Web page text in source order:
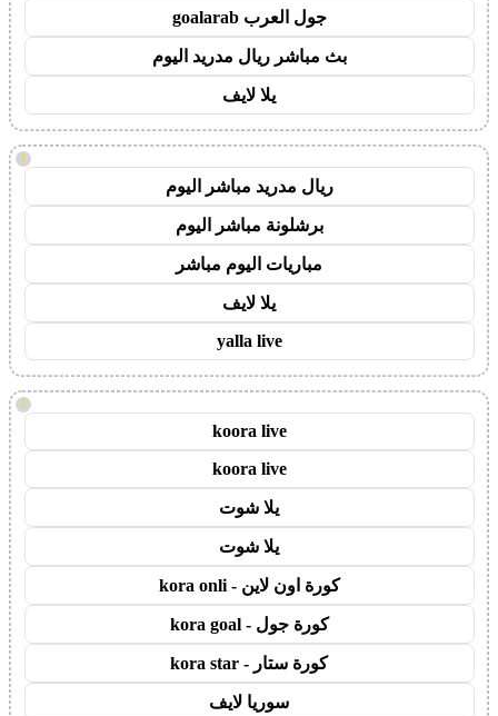
جول العرب goalarab
بث مباشر ريال مدريد اليوم
يلا لايف
!
ريال مدريد مباشر اليوم
برشلونة مباشر اليوم
مباريات اليوم مباشر
يلا لايف
yalla live
!
koora live
koora live
يلا شوت
يلا شوت
كورة اون لاين - kora onli
كورة جول - kora goal
كورة ستار - kora star
سوريا لايف